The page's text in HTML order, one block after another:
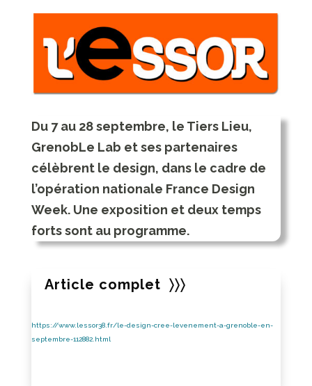
Du 7 au 28 septembre, le Tiers Lieu,
GrenobLe Lab et ses partenaires
célèbrent le design, dans le cadre de
l’opération nationale France Design
Week. Une exposition et deux temps
forts sont au programme.
Article complet 〉〉〉
https://www.lessor38.fr/le-design-cree-levenement-a-grenoble-en-
septembre-112882.html